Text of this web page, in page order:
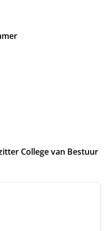
College van Bestuur